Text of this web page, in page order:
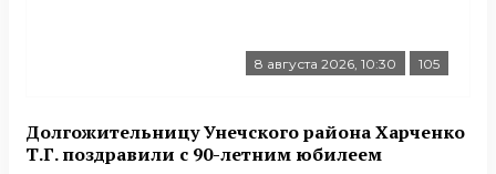
8 августа 2026, 10:30 105
Долгожительницу Унечского района Харченко
Т.Г. поздравили с 90-летним юбилеем